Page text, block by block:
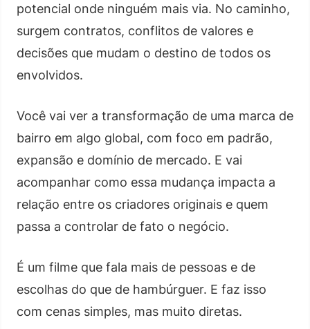
potencial onde ninguém mais via. No caminho,
surgem contratos, conflitos de valores e
decisões que mudam o destino de todos os
envolvidos.
Você vai ver a transformação de uma marca de
bairro em algo global, com foco em padrão,
expansão e domínio de mercado. E vai
acompanhar como essa mudança impacta a
relação entre os criadores originais e quem
passa a controlar de fato o negócio.
É um filme que fala mais de pessoas e de
escolhas do que de hambúrguer. E faz isso
com cenas simples, mas muito diretas.